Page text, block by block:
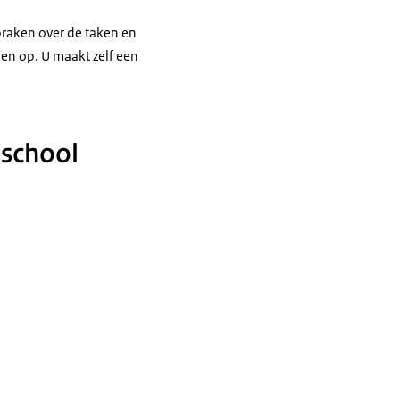
over de taken en
op. U maakt zelf een